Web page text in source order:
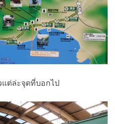
แต่ล่ะจุดที่บอกไป